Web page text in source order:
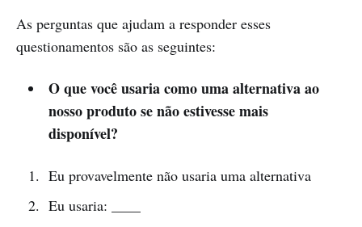
As perguntas que ajudam a responder esses
questionamentos são as seguintes:
O que você usaria como uma alternativa ao
nosso produto se não estivesse mais
disponível?
Eu provavelmente não usaria uma alternativa
Eu usaria: ____